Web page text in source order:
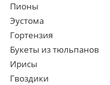
Пионы
Эустома
Гортензия
Букеты из тюльпанов
Ирисы
Гвоздики